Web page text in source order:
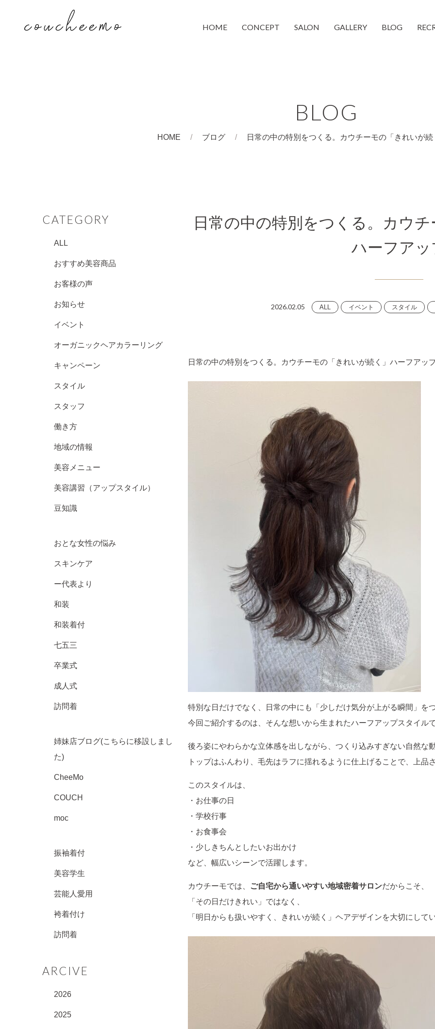
HOME CONCEPT SALON GALLERY BLOG
BLOG
HOME ブログ 日常の中の特別をつくる。カウチーモの「きれいが
CATEGORY
ALL
おすすめ美容商品
お客様の声
お知らせ
イベント
オーガニックヘアカラーリング
キャンペーン
スタイル
スタッフ
働き方
地域の情報
美容メニュー
美容講習（アップスタイル）
豆知識
おとな女性の悩み
スキンケア
ー代表より
和装
和装着付
七五三
卒業式
成人式
訪問着
姉妹店ブログ(こちらに移設しまし
た)
CheeMo
COUCH
moc
振袖着付
美容学生
芸能人愛用
袴着付け
訪問着
ARCIVE
2026
2025
日常の中の特別をつくる。カウ
ハーフアッ
2026.02.05 ALL イベント スタイル
日常の中の特別をつくる。カウチーモの「きれいが続く」ハーフアッ
特別な日だけでなく、日常の中にも「少しだけ気分が上がる瞬間」を
今回ご紹介するのは、そんな想いから生まれたハーフアップスタイル
後ろ姿にやわらかな立体感を出しながら、つくり込みすぎない自然な
トップはふんわり、毛先はラフに揺れるように仕上げることで、上品
このスタイルは、
・お仕事の日
・学校行事
・お食事会
・少しきちんとしたいお出かけ
など、幅広いシーンで活躍します。
カウチーモでは、 ご自宅から通いやすい地域密着サロンだからこそ、
「その日だけきれい」ではなく、
「明日からも扱いやすく、きれいが続く」ヘアデザインを大切にして